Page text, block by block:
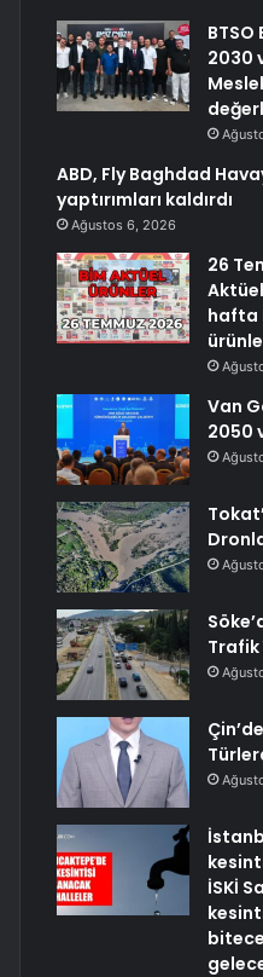
BTSO
2030
ABD, Fly Baghdad
yaptırımları kaldırdı
Ağustos 6, 2026
26
hafta
Van
2050
Trafik
İSKİ